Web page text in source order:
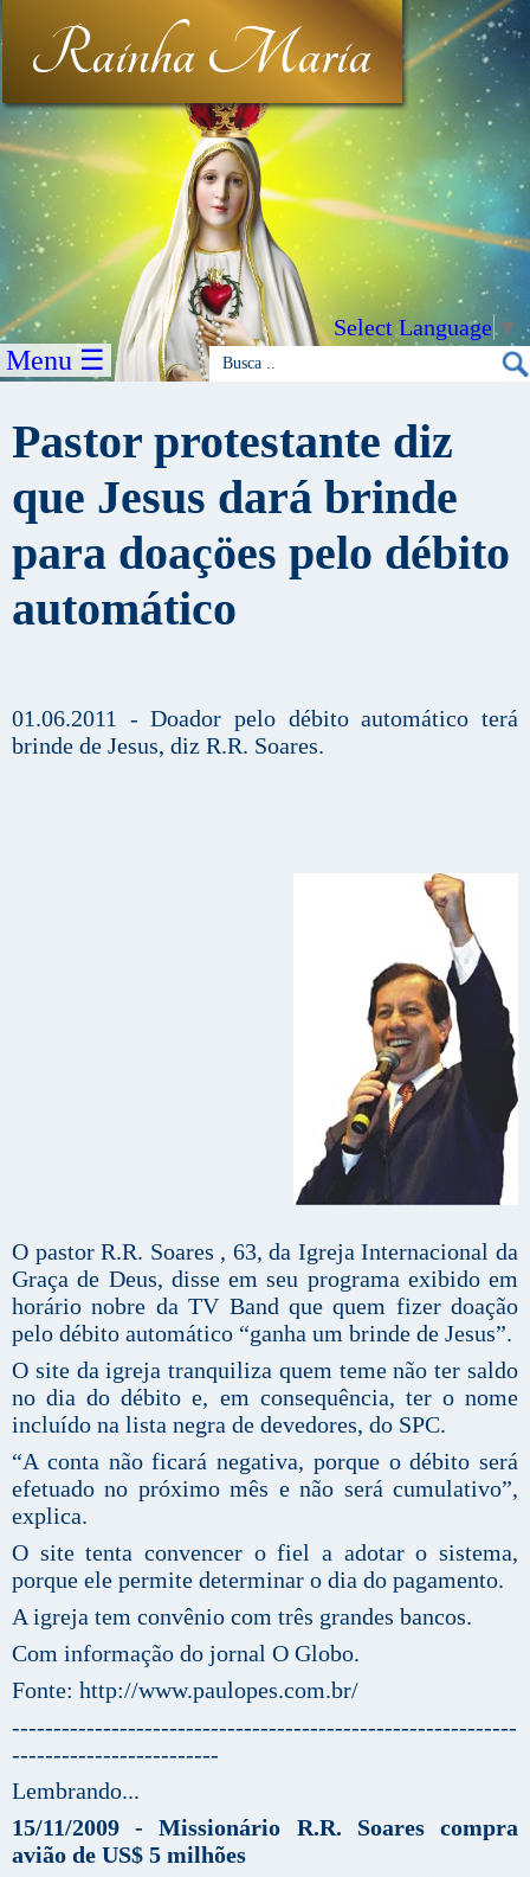
Rainha Maria
Select Language▼
Menu ☰
Pastor protestante diz
que Jesus dará brinde
para doaçöes pelo débito
automático
01.06.2011 - Doador pelo débito automático terá
brinde de Jesus, diz R.R. Soares.
O pastor R.R. Soares , 63, da Igreja Internacional da
Graça de Deus, disse em seu programa exibido em
horário nobre da TV Band que quem fizer doação
pelo débito automático “ganha um brinde de Jesus”.
O site da igreja tranquiliza quem teme não ter saldo
no dia do débito e, em consequência, ter o nome
incluído na lista negra de devedores, do SPC.
“A conta não ficará negativa, porque o débito será
efetuado no próximo mês e não será cumulativo”,
explica.
O site tenta convencer o fiel a adotar o sistema,
porque ele permite determinar o dia do pagamento.
A igreja tem convênio com três grandes bancos.
Com informação do jornal O Globo.
Fonte: http://www.paulopes.com.br/
-------------------------------------------------------------
-------------------------
Lembrando...
15/11/2009 - Missionário R.R. Soares compra
avião de US$ 5 milhões